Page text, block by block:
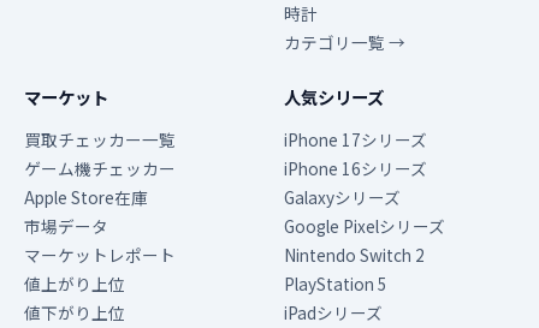
時計
カテゴリ一覧 →
マーケット
買取チェッカー一覧
ゲーム機チェッカー
Apple Store在庫
市場データ
マーケットレポート
値上がり上位
値下がり上位
人気シリーズ
iPhone 17シリーズ
iPhone 16シリーズ
Galaxyシリーズ
Google Pixelシリーズ
Nintendo Switch 2
PlayStation 5
iPadシリーズ